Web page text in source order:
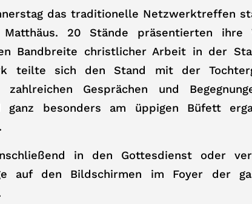
das traditionelle Netzwerktreffen
20 Stände präsentierten ihre
Bandbreite christlicher Arbeit in der
teilte sich den Stand mit der
zahlreichen Gesprächen und
besonders am üppigen Büfett
in den Gottesdienst oder
auf den Bildschirmen im Foyer der